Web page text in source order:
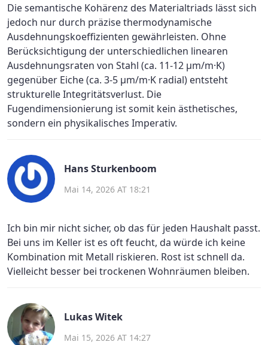
Die semantische Kohärenz des Materialtriads lässt sich
jedoch nur durch präzise thermodynamische
Ausdehnungskoeffizienten gewährleisten. Ohne
Berücksichtigung der unterschiedlichen linearen
Ausdehnungsraten von Stahl (ca. 11-12 µm/m·K)
gegenüber Eiche (ca. 3-5 µm/m·K radial) entsteht
strukturelle Integritätsverlust. Die
Fugendimensionierung ist somit kein ästhetisches,
sondern ein physikalisches Imperativ.
Hans Sturkenboom
Mai 14, 2026 AT 18:21
Ich bin mir nicht sicher, ob das für jeden Haushalt passt.
Bei uns im Keller ist es oft feucht, da würde ich keine
Kombination mit Metall riskieren. Rost ist schnell da.
Vielleicht besser bei trockenen Wohnräumen bleiben.
Lukas Witek
Mai 15, 2026 AT 14:27